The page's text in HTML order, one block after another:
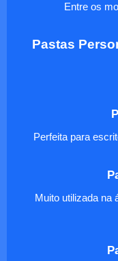
Entre os
Pastas
Perfeita para
Muito utilizada na